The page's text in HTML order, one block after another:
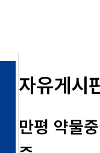
자유게시
만평 약물